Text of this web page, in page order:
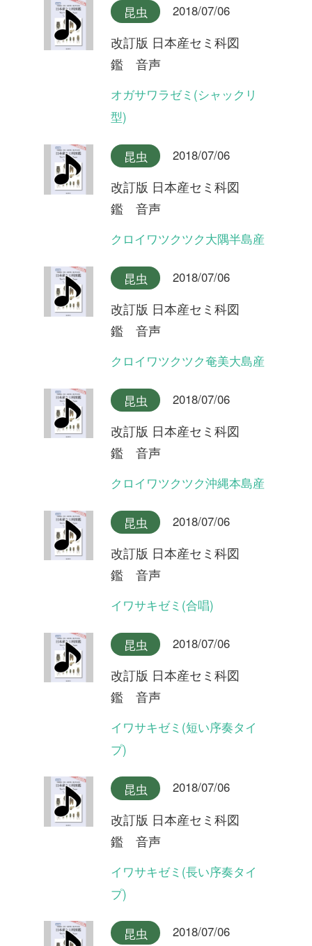
改訂版 日本産セミ科図
鑑 音声
イワサキゼミ(合唱)
改訂版 日本産セミ科図
イワサキゼミ(短い序奏タイ
改訂版 日本産セミ科図
イワサキゼミ(長い序奏タイ
改訂版 日本産セミ科図
鑑 音声
オオシマゼミ沖縄本島産(合
2018/07/06
改訂版 日本産セミ科図
鑑 音声
オオシマゼミ沖縄本島産
鑑 音声
唱)
改訂版 日本産セミ科図
鑑 音声
オオシマゼミ奄美大島産
昆虫 2018/07/06
改訂版 日本産セミ科図
オオシマゼミ奄美大島産(長
昆虫 2018/07/06